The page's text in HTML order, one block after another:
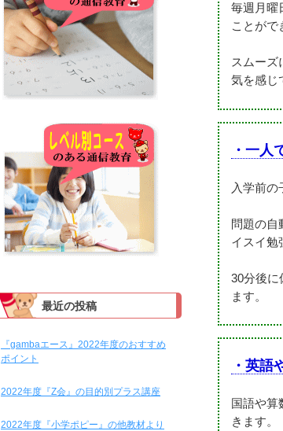
毎週月曜
ことがで
スムーズ
気を感じ
・一人
入学前の
問題の自
イスイ勉
30分後に
ます。
・英語
国語や算
きます。
最近の投稿
『gambaエース』2022年度のおすすめ
ポイント
2022年度『Z会』の目的別プラス講座
2022年度『小学ポピー』の他教材より